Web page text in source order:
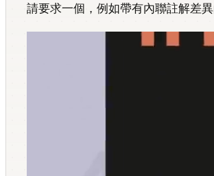
請要求一個，例如帶有內聯註解差